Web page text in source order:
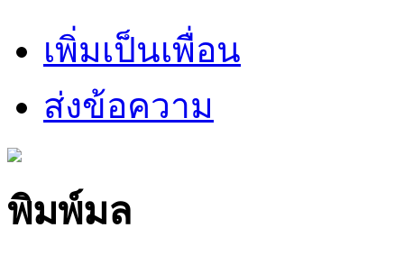
เพิ่มเป็นเพื่อน
ส่งข้อความ
พิมพ์มล